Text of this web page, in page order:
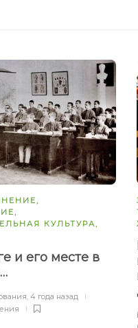
,
,
КУЛЬТУРА,
и его месте в
, 4 года назад